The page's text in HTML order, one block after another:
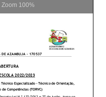
Zoom 100%